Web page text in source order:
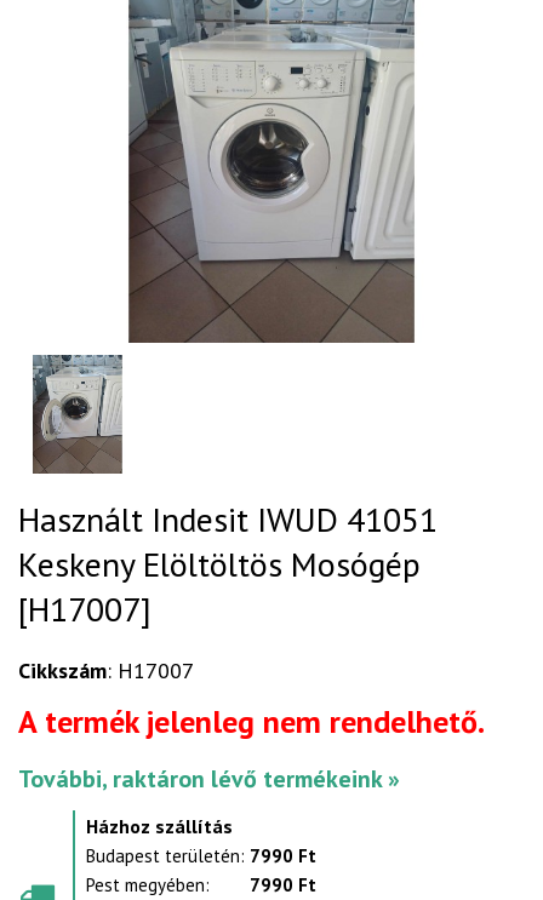
Használt Indesit IWUD 41051
Keskeny Elöltöltös Mosógép
[H17007]
Cikkszám: H17007
A termék jelenleg nem rendelhető.
További, raktáron lévő termékeink »
Házhoz szállítás
Budapest területén: 7990 Ft
Pest megyében:
7990 Ft